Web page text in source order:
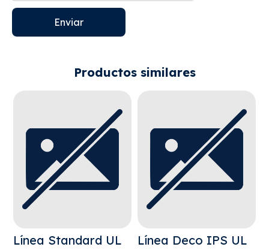
Enviar
Productos similares
Línea Standard UL Línea Deco IPS UL